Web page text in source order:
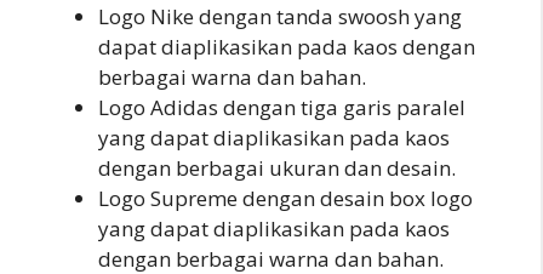
Logo Nike dengan tanda swoosh yang
dapat diaplikasikan pada kaos dengan
berbagai warna dan bahan.
Logo Adidas dengan tiga garis paralel
yang dapat diaplikasikan pada kaos
dengan berbagai ukuran dan desain.
Logo Supreme dengan desain box logo
yang dapat diaplikasikan pada kaos
dengan berbagai warna dan bahan.